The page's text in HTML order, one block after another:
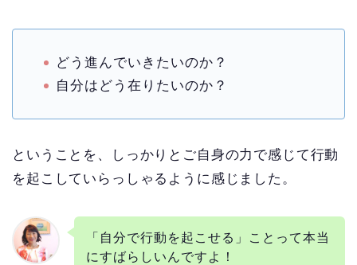
どう進んでいきたいのか？
自分はどう在りたいのか？
ということを、しっかりとご自身の力で感じて行動
を起こしていらっしゃるように感じました。
「自分で行動を起こせる」ことって本当
にすばらしいんですよ！